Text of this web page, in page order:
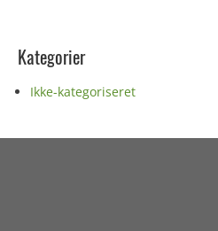
Kategorier
Ikke-kategoriseret